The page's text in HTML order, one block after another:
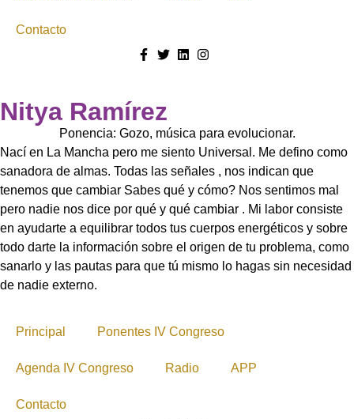
Contacto
Nitya Ramírez
Ponencia: Gozo, música para evolucionar.
Nací en La Mancha pero me siento Universal. Me defino como
sanadora de almas. Todas las señales , nos indican que
tenemos que cambiar Sabes qué y cómo? Nos sentimos mal
pero nadie nos dice por qué y qué cambiar . Mi labor consiste
en ayudarte a equilibrar todos tus cuerpos energéticos y sobre
todo darte la información sobre el origen de tu problema, como
sanarlo y las pautas para que tú mismo lo hagas sin necesidad
de nadie externo.
Principal Ponentes IV Congreso
Agenda IV Congreso Radio APP
Contacto